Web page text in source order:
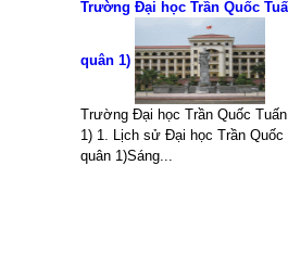
Trường Đại học Trần Quốc
quân 1)
Trường Đại học Trần Quốc
1) 1. Lịch sử Đại học Trần Quốc
quân 1)Sáng...